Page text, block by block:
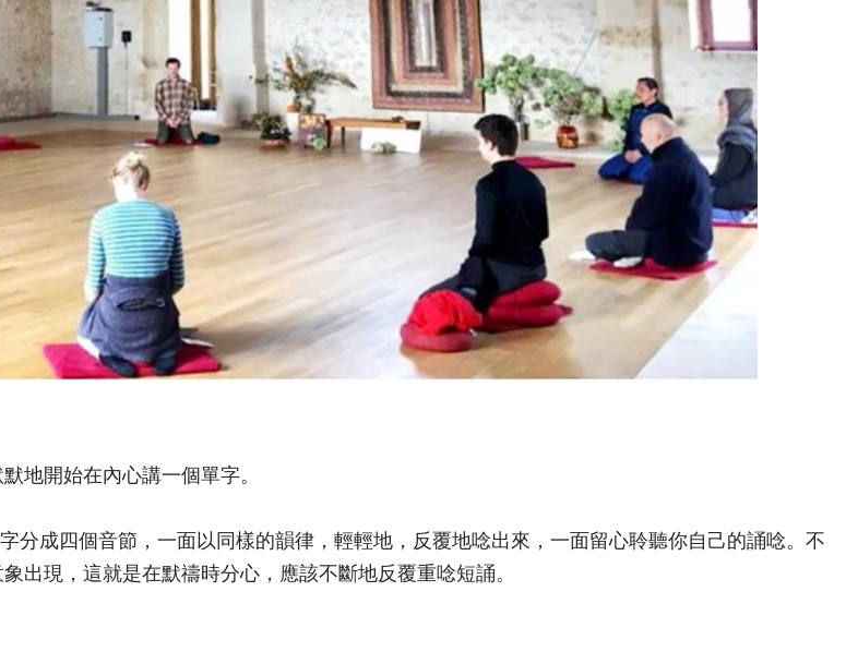
地開始在內心講一個單字。
分成四個音節，一面以同樣的韻律，輕輕地，反覆地唸出來，一面留心聆聽你自己的誦唸。不
現，這就是在默禱時分心，應該不斷地反覆重唸短誦。